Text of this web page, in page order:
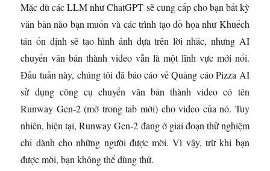
Mặc dù các LLM như ChatGPT sẽ cung cấp cho bạn bất kỳ
văn bản nào bạn muốn và các trình tạo đồ họa như Khuếch
tán ổn định sẽ tạo hình ảnh dựa trên lời nhắc, nhưng AI
chuyển văn bản thành video vẫn là một lĩnh vực mới nổi.
Đầu tuần này, chúng tôi đã báo cáo về Quảng cáo Pizza AI
sử dụng công cụ chuyển văn bản thành video có tên
Runway Gen-2(mở trong tab mới) cho video của nó. Tuy
nhiên, hiện tại, Runway Gen-2 đang ở giai đoạn thử nghiệm
chỉ dành cho những người được mời. Vì vậy, trừ khi bạn
được mời, bạn không thể dùng thử.